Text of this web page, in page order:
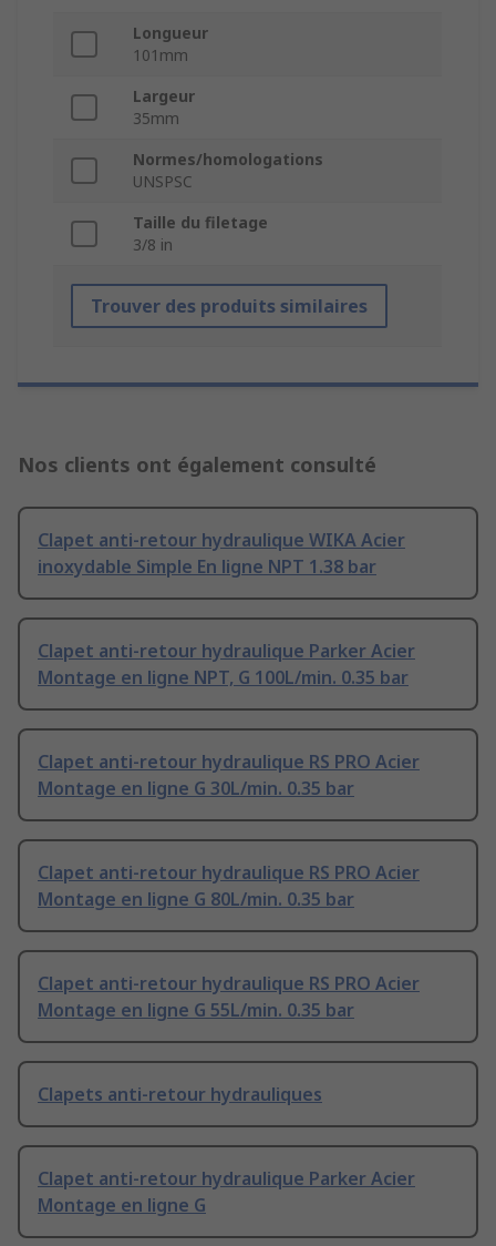
Longueur
101mm
Largeur
35mm
Normes/homologations
UNSPSC
Taille du filetage
3/8 in
Trouver des produits similaires
Nos clients ont également consulté
Clapet anti-retour hydraulique WIKA Acier
inoxydable Simple En ligne NPT 1.38 bar
Clapet anti-retour hydraulique Parker Acier
Montage en ligne NPT, G 100L/min. 0.35 bar
Clapet anti-retour hydraulique RS PRO Acier
Montage en ligne G 30L/min. 0.35 bar
Clapet anti-retour hydraulique RS PRO Acier
Montage en ligne G 80L/min. 0.35 bar
Clapet anti-retour hydraulique RS PRO Acier
Montage en ligne G 55L/min. 0.35 bar
Clapets anti-retour hydrauliques
Clapet anti-retour hydraulique Parker Acier
Montage en ligne G